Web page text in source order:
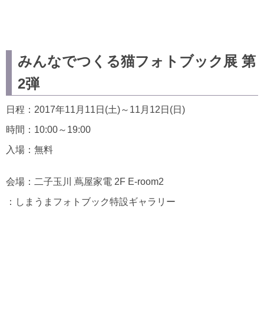
みんなでつくる猫フォトブック展 第
2弾
日程：2017年11月11日(土)～11月12日(日)
時間：10:00～19:00
入場：無料
会場：二子玉川 蔦屋家電 2F E-room2
：しまうまフォトブック特設ギャラリー